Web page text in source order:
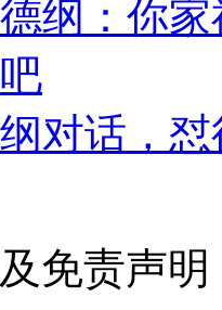
对话，
免责声明